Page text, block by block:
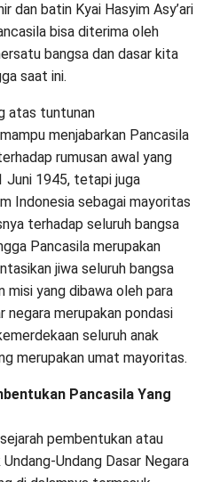
dan batin Kyai Hasyim Asy’ari
bisa diterima oleh
bangsa dan dasar kita
saat ini.
atas tuntunan
menjabarkan Pancasila
rumusan awal yang
Juni 1945, tetapi juga
Indonesia sebagai mayoritas
terhadap seluruh bangsa
Pancasila merupakan
jiwa seluruh bangsa
misi yang dibawa oleh para
negara merupakan pondasi
seluruh anak
merupakan umat mayoritas.
Pancasila Yang
pembentukan atau
Undang Dasar Negara